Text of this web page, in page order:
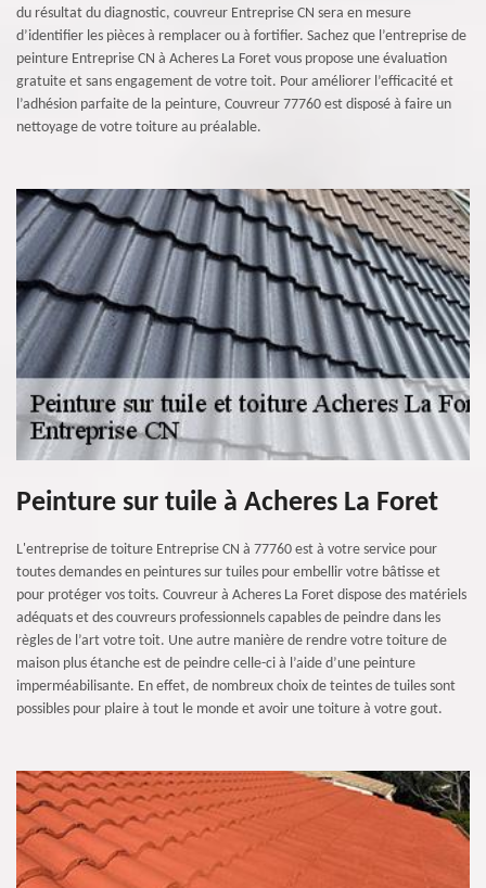
du résultat du diagnostic, couvreur Entreprise CN sera en mesure
d’identifier les pièces à remplacer ou à fortifier. Sachez que l’entreprise de
peinture Entreprise CN à Acheres La Foret vous propose une évaluation
gratuite et sans engagement de votre toit. Pour améliorer l’efficacité et
l’adhésion parfaite de la peinture, Couvreur 77760 est disposé à faire un
nettoyage de votre toiture au préalable.
Peinture sur tuile à Acheres La Foret
L'entreprise de toiture Entreprise CN à 77760 est à votre service pour
toutes demandes en peintures sur tuiles pour embellir votre bâtisse et
pour protéger vos toits. Couvreur à Acheres La Foret dispose des matériels
adéquats et des couvreurs professionnels capables de peindre dans les
règles de l’art votre toit. Une autre manière de rendre votre toiture de
maison plus étanche est de peindre celle-ci à l’aide d’une peinture
imperméabilisante. En effet, de nombreux choix de teintes de tuiles sont
possibles pour plaire à tout le monde et avoir une toiture à votre gout.